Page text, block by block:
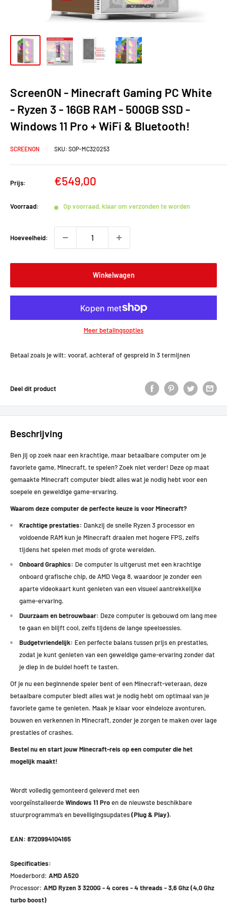
ScreenON - Minecraft Gaming PC White
- Ryzen 3 - 16GB RAM - 500GB SSD -
Windows 11 Pro + WiFi & Bluetooth!
SCREENON SKU: SOP-MC320253
Prijs: Verkoopprijs
€549,00
Voorraad: Op voorraad, klaar om verzonden te worden
Hoeveelheid:
Winkelwagen
Meer betalingsopties
Betaal zoals je wilt: vooraf, achteraf of gespreid in 3 termijnen
Deel dit product
Beschrijving
Ben jij op zoek naar een krachtige, maar betaalbare computer om je
favoriete game, Minecraft, te spelen? Zoek niet verder! Deze op maat
gemaakte Minecraft computer biedt alles wat je nodig hebt voor een
soepele en geweldige game-ervaring.
Waarom deze computer de perfecte keuze is voor Minecraft?
Krachtige prestaties: Dankzij de snelle Ryzen 3 processor en
voldoende RAM kun je Minecraft draaien met hogere FPS, zelfs
tijdens het spelen met mods of grote werelden.
Onboard Graphics: De computer is uitgerust met een krachtige
onboard grafische chip, de AMD Vega 8, waardoor je zonder een
aparte videokaart kunt genieten van een visueel aantrekkelijke
game-ervaring.
Duurzaam en betrouwbaar: Deze computer is gebouwd om lang mee
te gaan en blijft cool, zelfs tijdens de lange speelsessies.
Budgetvriendelijk: Een perfecte balans tussen prijs en prestaties,
zodat je kunt genieten van een geweldige game-ervaring zonder dat
je diep in de buidel hoeft te tasten.
Of je nu een beginnende speler bent of een Minecraft-veteraan, deze
betaalbare computer biedt alles wat je nodig hebt om optimaal van je
favoriete game te genieten. Maak je klaar voor eindeloze avonturen,
bouwen en verkennen in Minecraft, zonder je zorgen te maken over lage
prestaties of crashes.
Bestel nu en start jouw Minecraft-reis op een computer die het
mogelijk maakt!
Wordt volledig gemonteerd geleverd met een
voorgeïnstalleerdeWindows 11 Proen de nieuwste beschikbare
stuurprogramma’s en beveiligingsupdates(Plug & Play).
EAN: 8720994104165
Specificaties:
Moederbord: AMD A520
Processor: AMD Ryzen 3 3200G - 4 cores - 4 threads - 3,6 Ghz (4,0 Ghz
turbo boost)